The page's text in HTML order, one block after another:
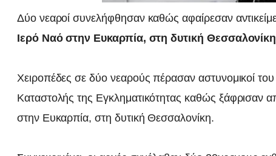
Δύο νεαροί συνελήφθησαν καθώς αφαίρεσαν
Ιερό Ναό στην Ευκαρπία, στη δυτική
Χειροπέδες σε δύο νεαρούς πέρασαν αστυνομικοί
Καταστολής της Εγκληματικότητας καθώς ξάφρισαν
στην Ευκαρπία, στη δυτική Θεσσαλονίκη.